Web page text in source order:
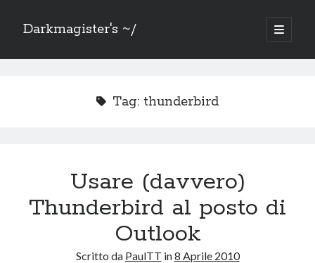
Darkmagister's ~/
apri
menu
Barra
Mercatino
Sezione dedicata alla svendita di oggetti che ho: doppi, non uso più o
solo non ho più spazio.
Vai al Mercatino
Tag: thunderbird
Usare (davvero)
Thunderbird al posto di
Outlook
Scritto da PaulTT in8 Aprile 2010